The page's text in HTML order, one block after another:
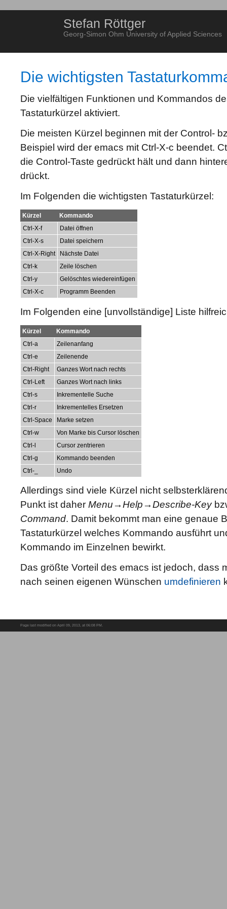
Stefan Röttger
Georg-Simon Ohm University of Applied Sciences
Die wichtigsten
Die vielfältigen Funktionen und Kommandos
Tastaturkürzel aktiviert.
Die meisten Kürzel beginnen mit der Control-
Beispiel wird der emacs mit Ctrl-X-c beendet.
die Control-Taste gedrückt hält und dann
drückt.
Im Folgenden die wichtigsten Tastaturkürzel:
Kürzel
Kommando
Ctrl-X-f
Datei öffnen
Ctrl-X-s
Datei speichern
Ctrl-X-Right
Nächste Datei
Ctrl-k
Zeile löschen
Ctrl-y
Gelöschtes wiedereinfügen
Ctrl-X-c
Programm Beenden
Im Folgenden eine [unvollständige] Liste
Kürzel
Kommando
Ctrl-a
Zeilenanfang
Ctrl-e
Zeilenende
Ctrl-Right
Ganzes Wort nach rechts
Ctrl-Left
Ganzes Wort nach links
Ctrl-s
Inkrementelle Suche
Ctrl-r
Inkrementelles Ersetzen
Ctrl-Space
Marke setzen
Ctrl-w
Von Marke bis Cursor löschen
Ctrl-l
Cursor zentrieren
Ctrl-g
Kommando beenden
Ctrl-_
Undo
Allerdings sind viele Kürzel nicht
Punkt ist daher Menu→Help→Describe-Key
Command. Damit bekommt man eine genaue
Tastaturkürzel welches Kommando ausführt
Kommando im Einzelnen bewirkt.
Das größte Vorteil des emacs ist jedoch, dass
nach seinen eigenen Wünschen umdefinieren
Page last modified on April 09, 2013, at 06:08 PM.